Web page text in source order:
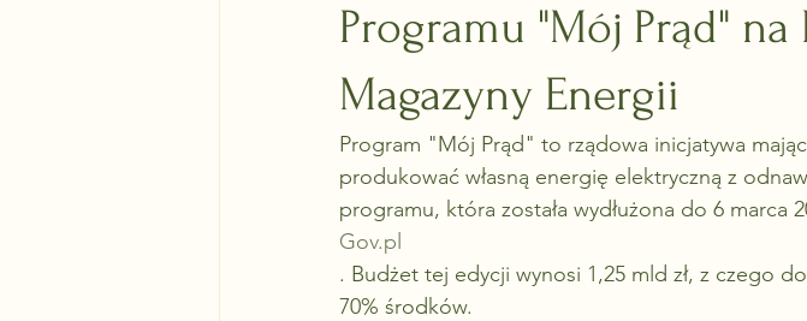
Programu "Mój Prąd"
Magazyny Energii
Program "Mój Prąd" to rządowa inicjatywa
produkować własną energię elektryczną z
programu, która została wydłużona do 6
Gov.pl
. Budżet tej edycji wynosi 1,25 mld zł, z czego
70% środków.